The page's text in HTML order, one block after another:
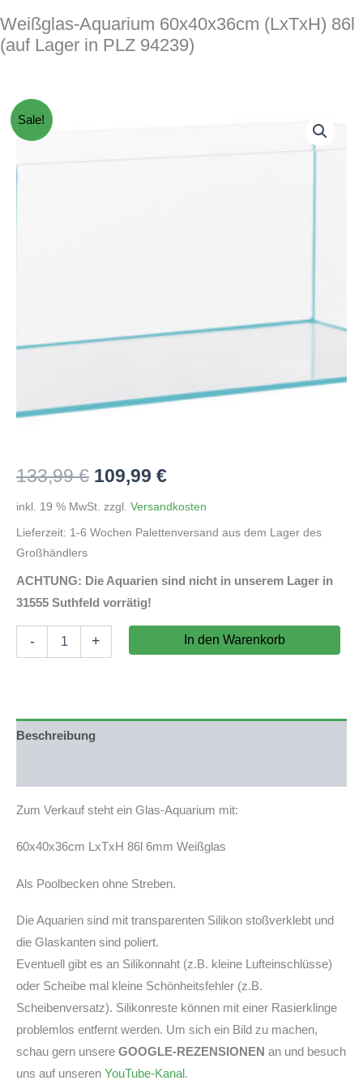
Weißglas-Aquarium 60x40x36cm (LxTxH) 86l
(auf Lager in PLZ 94239)
Sale!
133,99€ Ursprünglicher
Preis
war:
133,99 €
109,99 €Aktueller
Preis
ist:
109,99 €.
inkl. 19 % MwSt. zzgl. Versandkosten
Lieferzeit: 1-6 Wochen Palettenversand aus dem Lager des
Großhändlers
ACHTUNG: Die Aquarien sind nicht in unserem Lager in
31555 Suthfeld vorrätig!
-
Aquarium
Lager
+ In den Warenkorb
Beschreibung
Zum Verkauf steht ein Glas-Aquarium mit:
60x40x36cm LxTxH 86l 6mm Weißglas
Als Poolbecken ohne Streben.
Die Aquarien sind mit transparenten Silikon stoßverklebt und
die Glaskanten sind poliert.
Eventuell gibt es an Silikonnaht (z.B. kleine Lufteinschlüsse)
oder Scheibe mal kleine Schönheitsfehler (z.B.
Scheibenversatz). Silikonreste können mit einer Rasierklinge
problemlos entfernt werden. Um sich ein Bild zu machen,
schau gern unsere GOOGLE-REZENSIONEN an und besuch
uns auf unseren YouTube-Kanal.